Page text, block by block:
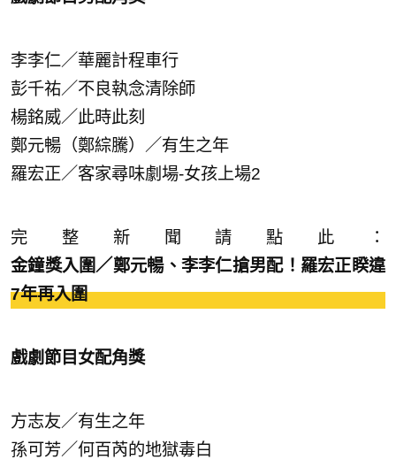
李李仁／華麗計程車行
彭千祐／不良執念清除師
楊銘威／此時此刻
鄭元暢（鄭綜騰）／有生之年
羅宏正／客家尋味劇場-女孩上場2
完整新聞請點此：
金鐘獎入圍／鄭元暢、李李仁搶男配！羅宏正睽違
7年再入圍
戲劇節目女配角獎
方志友／有生之年
孫可芳／何百芮的地獄毒白